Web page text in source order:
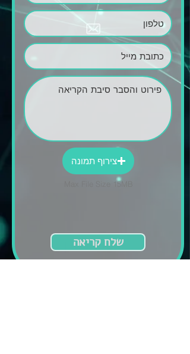
צירוף תמונה
Max File Size 15MB
שלח קריאה